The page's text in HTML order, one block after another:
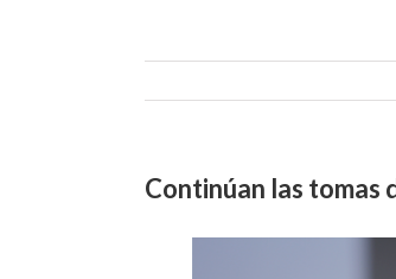
Continúan las tomas